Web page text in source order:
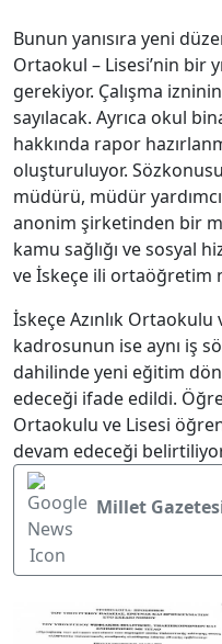
Bunun yanısıra yeni
Ortaokul – Lisesi’nin bir
gerekiyor. Çalışma
sayılacak. Ayrıca okul
hakkında rapor
oluşturuluyor.
müdürü, müdür
anonim şirketinden bir
kamu sağlığı ve sosyal
ve İskeçe ili ortaöğretim
İskeçe Azınlık Ortaokulu
kadrosunun ise aynı iş
dahilinde yeni eğitim
edeceği ifade edildi.
Ortaokulu ve Lisesi
devam edeceği
Millet